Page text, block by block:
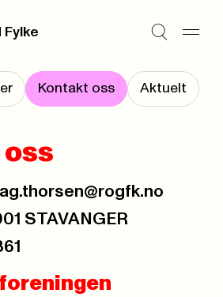
Fylke
Kontakt oss Aktuelt
STAVANGER